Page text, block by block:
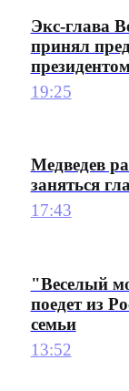
Экс-глава
принял
19:25
Медведев
заняться
17:43
"Веселый
поедет из
семьи
13:52